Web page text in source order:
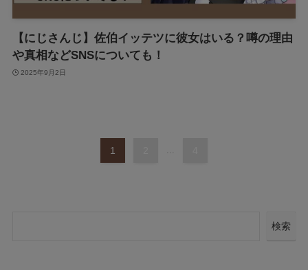
【にじさんじ】佐伯イッテツに彼女はいる？噂の理由
や真相などSNSについても！
2025年9月2日
1 ...
検索